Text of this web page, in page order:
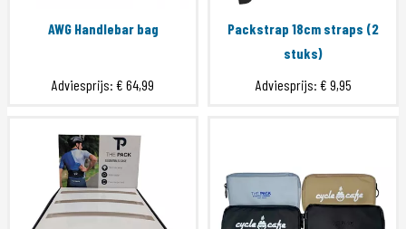
AWG Handlebar bag
Adviesprijs: € 64,99
Packstrap 18cm straps (2
stuks)
Adviesprijs: € 9,95